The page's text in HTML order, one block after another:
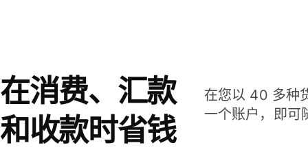
在消费、汇款
和收款时省钱
在您以 40 多种
一个账户，即可